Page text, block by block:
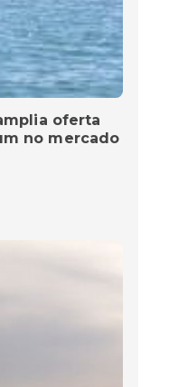
oferta
no mercado